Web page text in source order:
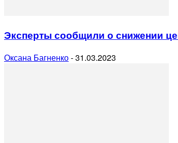
Эксперты сообщили о снижении
Оксана Багненко-31.03.2023